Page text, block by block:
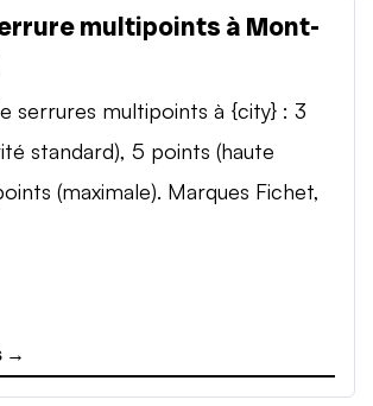
multipoints à Mont-
serrures multipoints à {city} : 3
standard), 5 points (haute
(maximale). Marques Fichet,
→